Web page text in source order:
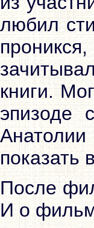
любил
книги.
эпизоде
показать
После
И о